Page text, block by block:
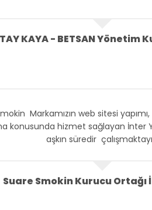
yazılım ve dijital reklam
İnter Yazılım ile uzun süren
KAYA - BETSAN Yönetim
Markamızın web sitesi
konusunda hizmet sağlayan İnter
aşkın süredir
Suare Smokin Kurucu Ortağı